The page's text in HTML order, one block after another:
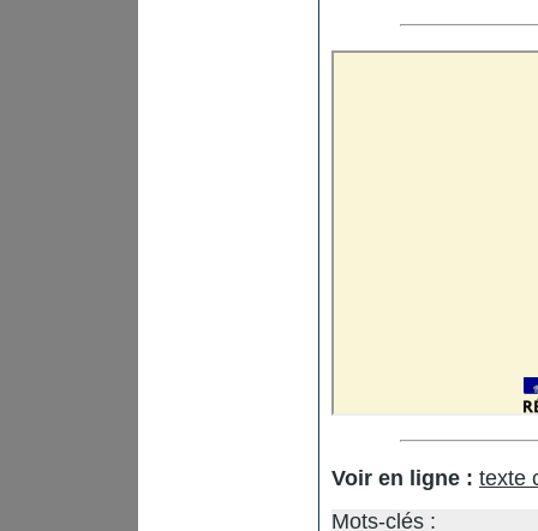
Voir en ligne : texte
Mots-clés :